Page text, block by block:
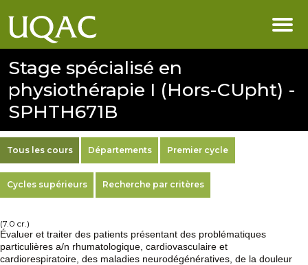
Stage spécialisé en
physiothérapie I (Hors-CUpht) -
SPHTH671B
Tous les cours Départements Premier cycle
Cycles supérieurs Recherche par critères
(7.0 cr.)
Évaluer et traiter des patients présentant des problématiques
particulières a/n rhumatologique, cardiovasculaire et
cardiorespiratoire, des maladies neurodégénératives, de la douleur